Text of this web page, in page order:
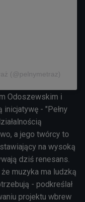
(@pelnymetraz)
Odoszewskim i
- "Pełny
a jego twórcy to
na wysoką
dziś renesans.
muzyka ma ludzką
- podkreślał
projektu wbrew